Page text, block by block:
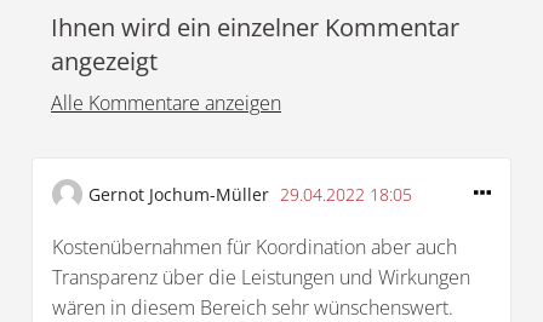
Ihnen wird ein einzelner Kommentar
angezeigt
Alle Kommentare anzeigen
Gernot Jochum-Müller 29.04.2022 18:05
Kostenübernahmen für Koordination aber auch
Transparenz über die Leistungen und Wirkungen
wären in diesem Bereich sehr wünschenswert.